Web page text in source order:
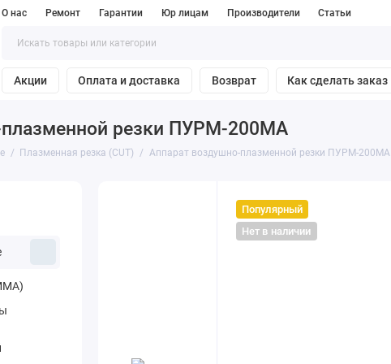
О нас Ремонт Гарантии Юр лицам Производители Статьи
Акции Оплата и доставка Возврат Как сделать заказ
резки ПУРМ-200МА
Плазменная резка (CUT) Аппарат воздушно-плазменной резки ПУРМ-200МА
Популярный
Нет в наличии